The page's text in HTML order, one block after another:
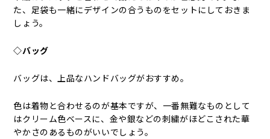
た、足袋も一緒にデザインの合うものをセットにしておきま
しょう。
◇バッグ
バッグは、上品なハンドバッグがおすすめ。
色は着物と合わせるのが基本ですが、一番無難なものとして
はクリーム色ベースに、金や銀などの刺繍がほどこされた華
やかさのあるものがいいでしょう。